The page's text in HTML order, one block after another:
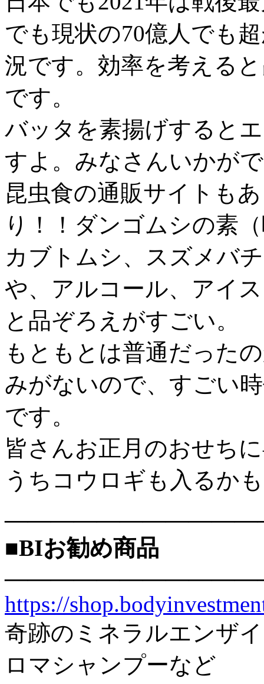
でも現状の70億人でも
況です。効率を考える
です。
バッタを素揚げすると
すよ。みなさんいかが
昆虫食の通販サイトも
り！！ダンゴムシの素
カブトムシ、スズメバ
や、アルコール、アイ
と品ぞろえがすごい。
もともとは普通だった
みがないので、すごい
です。
皆さんお正月のおせち
うちコウロギも入るか
■BIお勧め商品
https://
奇跡のミネラルエンザ
ロマシャンプーなど